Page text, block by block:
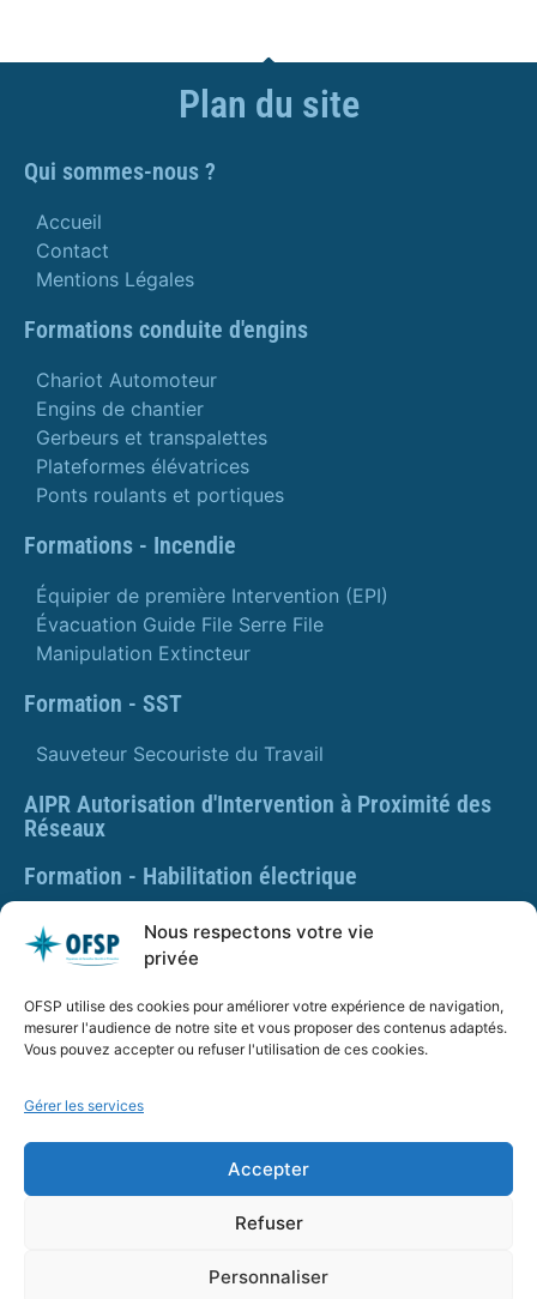
Nous respectons votre vie
privée
OFSP utilise des cookies pour améliorer votre expérience de navigation,
mesurer l'audience de notre site et vous proposer des contenus adaptés.
Vous pouvez accepter ou refuser l'utilisation de ces cookies.
Gérer les services
Accepter
Refuser
Personnaliser
Plan du site
Qui sommes-nous ?
Accueil
Contact
Mentions Légales
Formations conduite d'engins
Chariot Automoteur
Engins de chantier
Gerbeurs et transpalettes
Plateformes élévatrices
Ponts roulants et portiques
Formations - Incendie
Équipier de première Intervention (EPI)
Évacuation Guide File Serre File
Manipulation Extincteur
Formation - SST
Sauveteur Secouriste du Travail
AIPR Autorisation d'Intervention à Proximité des
Réseaux
Formation - Habilitation électrique
Formation - Gestes et postures
Formation Gestes et Postures - Prévention des TMS
PLAQUETTE DE PRÉSENTATION OFSP
Numéro de déclaration d’activité : 84 01 01924 01 auprès
du préfet de région Auvergne Rhône Alpes, Ne vaut pas
agrément de l’État.
OFSP.fr – Tous droits réservés –Mentions Légales